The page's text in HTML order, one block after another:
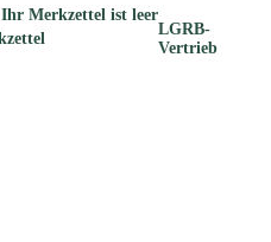
Ihr Merkzettel ist leer
LGRB-
Vertrieb